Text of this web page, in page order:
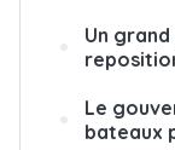
Un
Le
bateaux